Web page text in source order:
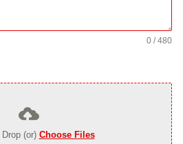
0 / 480
Drop (or) Choose Files